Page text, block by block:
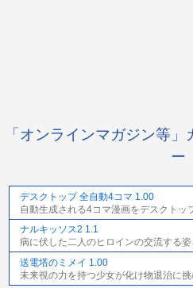
「オンラインマガジン等
ー
デスクトップ 全自動4コマ 1.00
自動生成される4コマ漫画をデスクトッ
ナルキッソス2 1.1
病に伏した二人のヒロインの交流する
送電塔のミメイ 1.00
未来視の力を持つ少女が化け物退治に